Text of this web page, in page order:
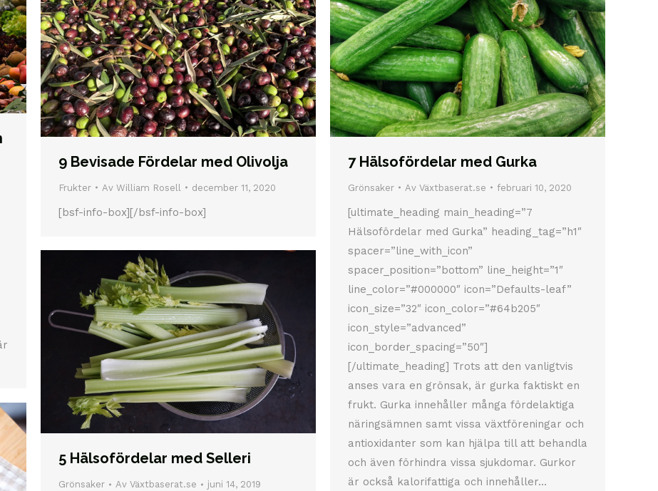
9 Bevisade Fördelar med Olivolja
Frukter Av William Rosell december 11, 2020
[bsf-info-box][/bsf-info-box]
7 Hälsofördelar med Gurka
Grönsaker Av Växtbaserat.se februari 10, 2020
[ultimate_heading main_heading=”7
Hälsofördelar med Gurka” heading_tag=”h1″
spacer=”line_with_icon”
spacer_position=”bottom” line_height=”1″
line_color=”#000000″ icon=”Defaults-leaf”
icon_size=”32″ icon_color=”#64b205″
icon_style=”advanced”
icon_border_spacing=”50″]
[/ultimate_heading] Trots att den vanligtvis
anses vara en grönsak, är gurka faktiskt en
frukt. Gurka innehåller många fördelaktiga
näringsämnen samt vissa växtföreningar och
antioxidanter som kan hjälpa till att behandla
och även förhindra vissa sjukdomar. Gurkor
är också kalorifattiga och innehåller…
5 Hälsofördelar med Selleri
Grönsaker Av Växtbaserat.se juni 14, 2019